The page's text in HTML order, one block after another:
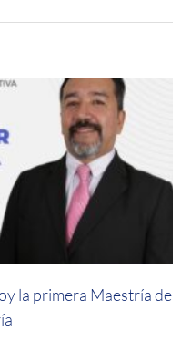
la primera Maestría de